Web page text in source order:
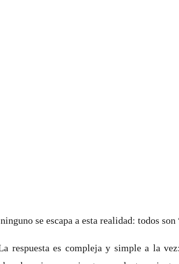
se escapa a esta realidad: todos son
respuesta es compleja y simple a la